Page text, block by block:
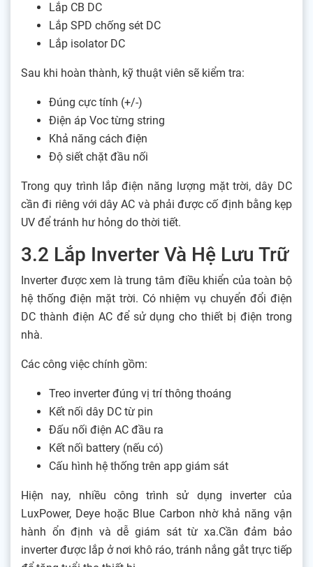
Lắp CB DC
Lắp SPD chống sét DC
Lắp isolator DC
Sau khi hoàn thành, kỹ thuật viên sẽ kiểm tra:
Đúng cực tính (+/-)
Điện áp Voc từng string
Khả năng cách điện
Độ siết chặt đầu nối
Trong quy trình lắp điện năng lượng mặt trời, dây DC
cần đi riêng với dây AC và phải được cố định bằng kẹp
UV để tránh hư hỏng do thời tiết.
3.2 Lắp Inverter Và Hệ Lưu Trữ
Inverter được xem là trung tâm điều khiển của toàn bộ
hệ thống điện mặt trời. Có nhiệm vụ chuyển đổi điện
DC thành điện AC để sử dụng cho thiết bị điện trong
nhà.
Các công việc chính gồm:
Treo inverter đúng vị trí thông thoáng
Kết nối dây DC từ pin
Đấu nối điện AC đầu ra
Kết nối battery (nếu có)
Cấu hình hệ thống trên app giám sát
Hiện nay, nhiều công trình sử dụng inverter của
LuxPower, Deye hoặc Blue Carbon nhờ khả năng vận
hành ổn định và dễ giám sát từ xa.Cần đảm bảo
inverter được lắp ở nơi khô ráo, tránh nắng gắt trực tiếp